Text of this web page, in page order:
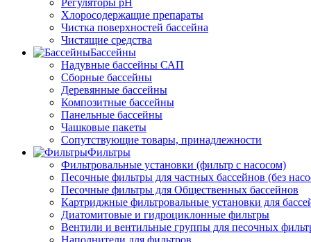
Регуляторы pH
Хлоросодержащие препараты
Чистка поверхностей бассейна
Чистящие средства
Бассейны
Надувные бассейны САП
Сборные бассейны
Деревянные бассейны
Композитные бассейны
Панельные бассейны
Чашковые пакеты
Сопутствующие товары, принадлежности
Фильтры
Фильтровальные установки (фильтр с насосом)
Песочные фильтры для частных бассейнов (без
Песочные фильтры для Общественных бассейнов
Картриджные фильтровальные установки для
Диатомитовые и гидроциклонные фильтры
Вентили и вентильные группы для песочных
Наполнители для фильтров